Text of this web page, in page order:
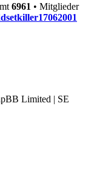
6961 • Mitglieder
Limited | SE